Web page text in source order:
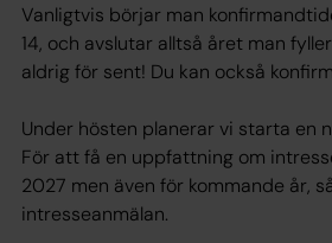
Vanligtvis börjar man
14, och avslutar alltså året man
aldrig för sent! Du kan också
Under hösten planerar vi starta en
För att få en uppfattning om
2027 men även för kommande år,
intresseanmälan.